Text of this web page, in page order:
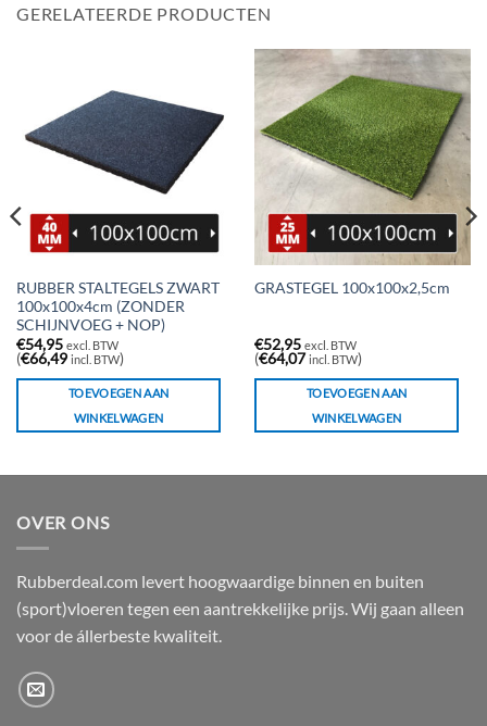
GERELATEERDE PRODUCTEN
RUBBER STALTEGELS ZWART
100x100x4cm (ZONDER
SCHIJNVOEG + NOP)
€54,95 excl. BTW
(€66,49 incl. BTW)
TOEVOEGEN AAN
WINKELWAGEN
GRASTEGEL 100x100x2,5cm
€52,95 excl. BTW
(€64,07 incl. BTW)
TOEVOEGEN AAN
WINKELWAGEN
OVER ONS
Rubberdeal.com levert hoogwaardige binnen en buiten
(sport)vloeren tegen een aantrekkelijke prijs. Wij gaan alleen
voor de állerbeste kwaliteit.